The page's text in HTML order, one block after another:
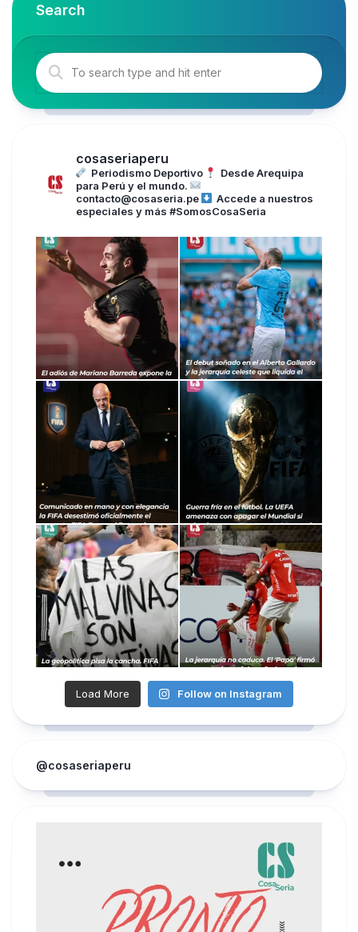
Search
cosaseriaperu
Periodismo Deportivo
Desde Arequipa
para Perú y el mundo.
contacto@cosaseria.pe
Accede a nuestros
especiales y más #SomosCosaSeria
Load More Follow on Instagram
@cosaseriaperu